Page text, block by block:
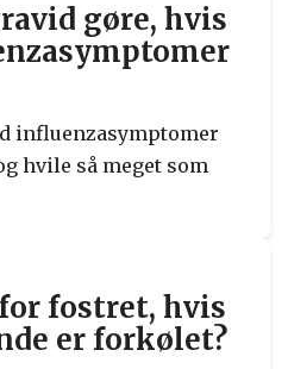
gøre, hvis
influenzasymptomer
hvile så meget som
fostret, hvis
er forkølet?